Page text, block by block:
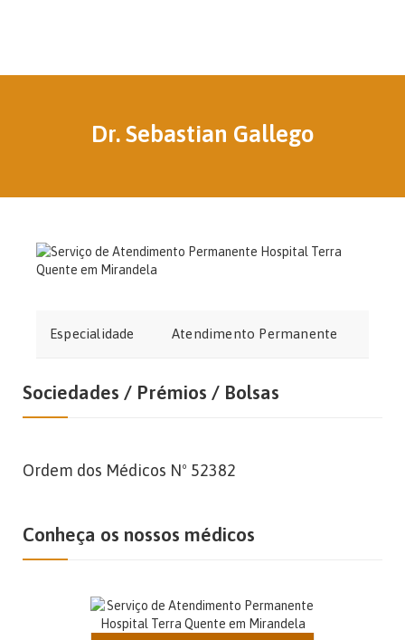
Dr. Sebastian Gallego
Especialidade Atendimento Permanente
Sociedades / Prémios / Bolsas
Ordem dos Médicos Nº 52382
Conheça os nossos médicos